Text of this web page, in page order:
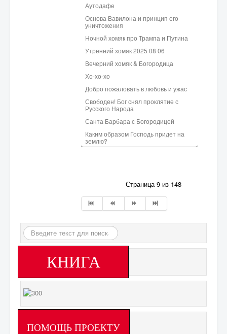
Аутодафе
Основа Вавилона и принцип его
уничтожения
Ночной хомяк про Трампа и Путина
Утренний хомяк 2025 08 06
Вечерний хомяк & Богородица
Хо-хо-хо
Добро пожаловать в любовь и ужас
Свободен! Бог снял проклятие с
Русского Народа
Санта Барбара с Богородицей
Каким образом Господь придет на
землю?
Страница 9 из 148
Искать...
КНИГА
ПОМОЩЬ ПРОЕКТУ